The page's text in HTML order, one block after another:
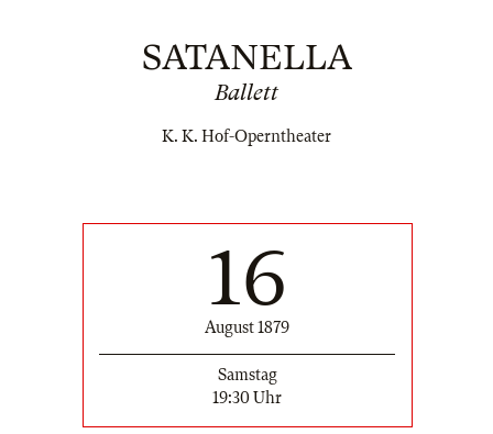
SATANELLA
Ballett
K. K. Hof-Operntheater
16
August 1879
Samstag
19:30 Uhr